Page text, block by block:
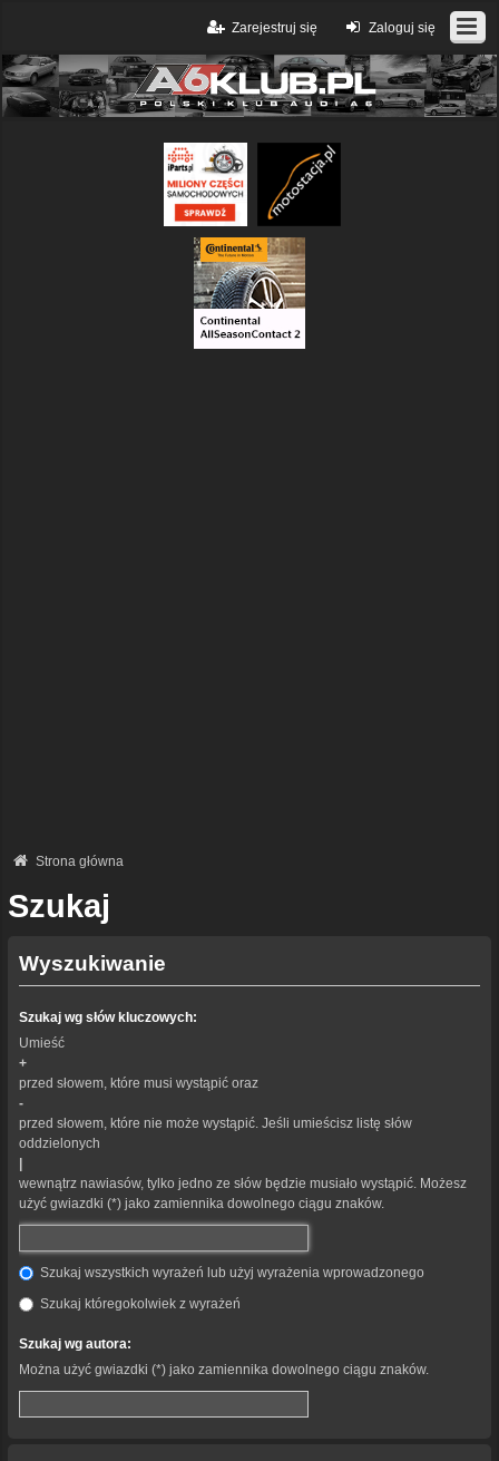
Zaloguj się
Zarejestruj się
Strona główna
Szukaj
Wyszukiwanie
Szukaj wg słów kluczowych:
Umieść
+
przed słowem, które musi wystąpić oraz
-
przed słowem, które nie może wystąpić. Jeśli umieścisz listę słów
oddzielonych
wewnątrz nawiasów, tylko jedno ze słów będzie musiało wystąpić. Możesz
użyć gwiazdki (*) jako zamiennika dowolnego ciągu znaków.
Szukaj wszystkich wyrażeń lub użyj wyrażenia wprowadzonego
Szukaj któregokolwiek z wyrażeń
Szukaj wg autora:
Można użyć gwiazdki (*) jako zamiennika dowolnego ciągu znaków.